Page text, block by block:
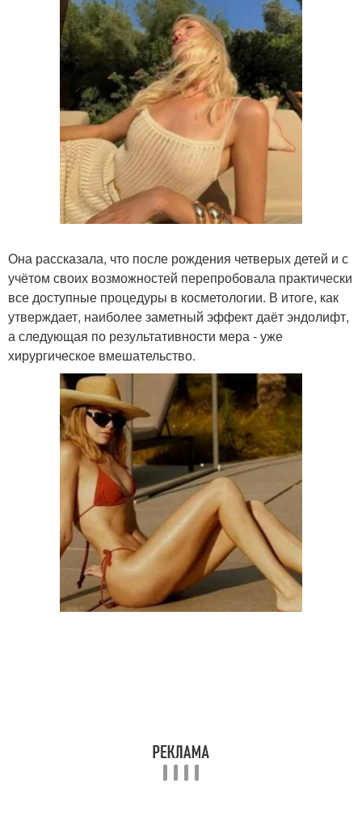
Она рассказала, что после рождения четверых детей и с
учётом своих возможностей перепробовала практически
все доступные процедуры в косметологии. В итоге, как
утверждает, наиболее заметный эффект даёт эндолифт,
а следующая по результативности мера - уже
хирургическое вмешательство.